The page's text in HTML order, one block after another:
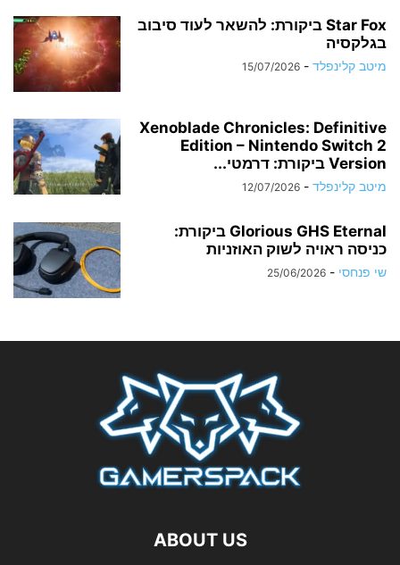
Star Fox ביקורת: להשאר לעוד סיבוב
בגלקסיה
מיטב קלינפלד -
15/07/2026
Xenoblade Chronicles: Definitive
Edition – Nintendo Switch 2
Version ביקורת: דרמטי...
מיטב קלינפלד -
12/07/2026
Glorious GHS Eternal ביקורת:
כניסה ראויה לשוק האוזניות
שי פנחסי -
25/06/2026
ABOUT US